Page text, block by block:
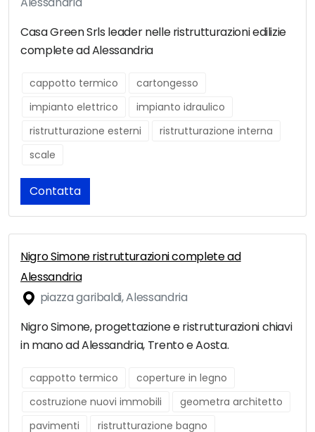
Casa Green Srls leader nelle ristrutturazioni edilizie
complete ad Alessandria
cappotto termico
cartongesso
impianto elettrico
impianto idraulico
ristrutturazione esterni
ristrutturazione interna
scale
Contatta
Nigro Simone ristrutturazioni complete ad
Alessandria
piazza garibaldi, Alessandria
Nigro Simone, progettazione e ristrutturazioni chiavi
in mano ad Alessandria, Trento e Aosta.
cappotto termico
coperture in legno
costruzione nuovi immobili
geometra architetto
pavimenti
ristrutturazione bagno